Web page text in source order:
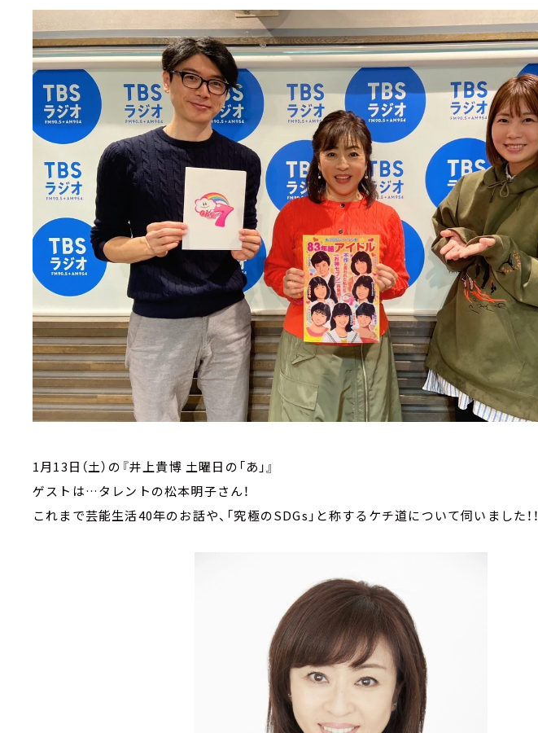
1月13日（土）の『井上貴博 土曜日の「あ」』
ゲストは…タレントの松本明子さん！
これまで芸能生活40年のお話や、「究極のSDGs」と称するケチ道について伺いました！！